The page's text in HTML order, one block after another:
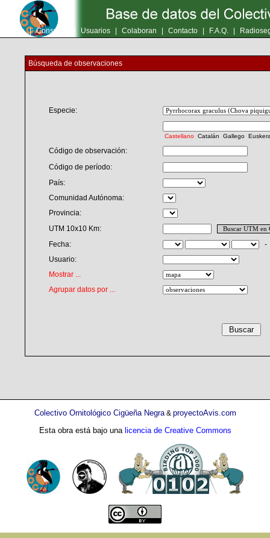
Inicio | Consultas Usuarios Colaboran Contacto F.A.Q.
Búsqueda de observaciones
Especie:
Castellano Catalán Gallego
Código de observación:
Código de período:
País:
Comunidad Autónoma:
Provincia:
UTM 10x10 Km:
Fecha:
Usuario:
Mostrar ...
Agrupar datos por ...
Colectivo Ornitológico Cigüeña Negra& proyectoAvis.com
Esta obra está bajo una licencia de Creative Commons